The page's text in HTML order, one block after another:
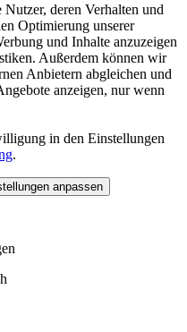
deren Verhalten und
Optimierung unserer
und Inhalte anzuzeigen
Außerdem können wir
Anbietern abgleichen und
anzeigen, nur wenn
in den Einstellungen
.
anpassen